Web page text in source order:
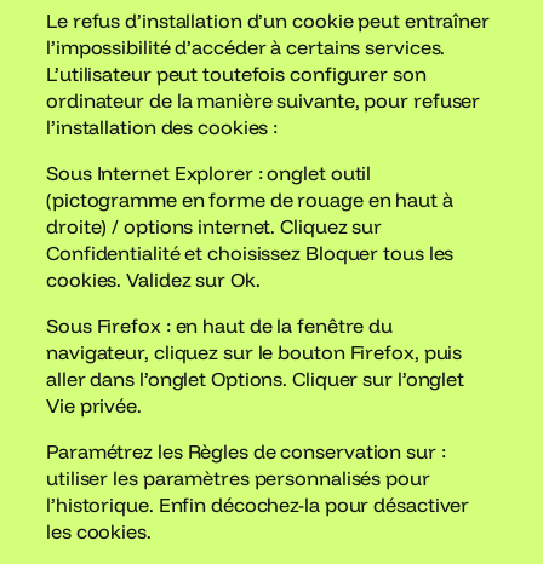
Le refus d’installation d’un cookie peut entraîner
l’impossibilité d’accéder à certains services.
L’utilisateur peut toutefois configurer son
ordinateur de la manière suivante, pour refuser
l’installation des cookies :
Sous Internet Explorer : onglet outil
(pictogramme en forme de rouage en haut à
droite) / options internet. Cliquez sur
Confidentialité et choisissez Bloquer tous les
cookies. Validez sur Ok.
Sous Firefox : en haut de la fenêtre du
navigateur, cliquez sur le bouton Firefox, puis
aller dans l’onglet Options. Cliquer sur l’onglet
Vie privée.
Paramétrez les Règles de conservation sur :
utiliser les paramètres personnalisés pour
l’historique. Enfin décochez-la pour désactiver
les cookies.